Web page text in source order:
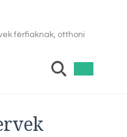
férfiaknak, otthoni